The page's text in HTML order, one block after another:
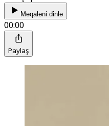
Məqaləni dinlə
00:00
Paylaş